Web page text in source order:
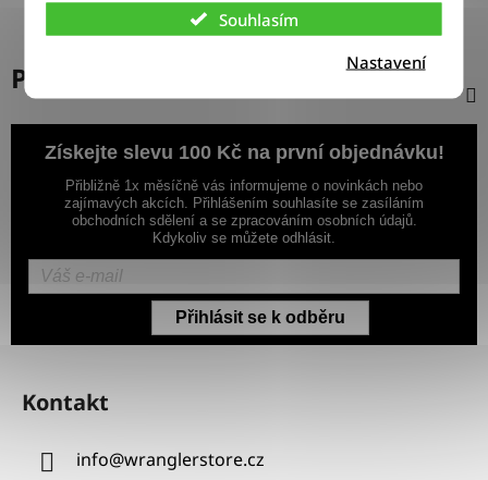
Souhlasím
Nastavení
Popis
Získejte slevu 100 Kč na první objednávku!
Přibližně 1x měsíčně vás informujeme o novinkách nebo
zajímavých akcích. Přihlášením souhlasíte se zasíláním
obchodních sdělení a se zpracováním osobních údajů.
Kdykoliv se můžete odhlásit.
Přihlásit se k odběru
Z
Kontakt
info@wranglerstore.cz